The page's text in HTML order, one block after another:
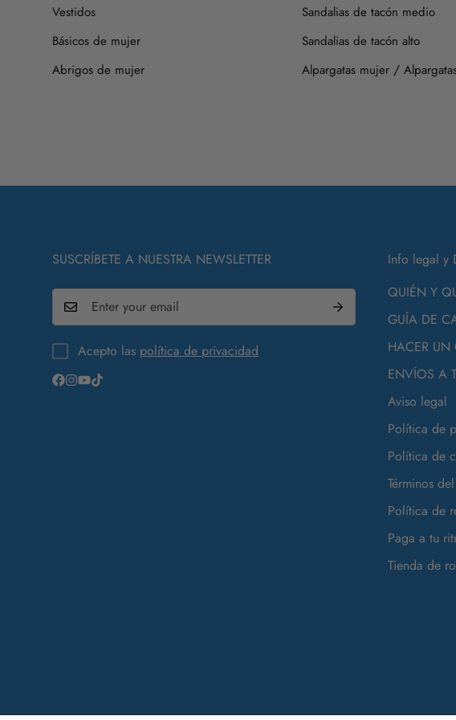
Vestidos
Básicos de mujer
Abrigos de mujer
Sandalias de tacón medio
Sandalias de tacón alto
Alpargatas mujer /
SUSCRÍBETE A NUESTRA NEWSLETTER
Acepto las política de privacidad
Info legal y
QUIÉN Y
GUÍA DE
HACER
ENVÍOS A
Aviso legal
Política de
Política de
Términos
Política de
Paga a tu
Tienda de